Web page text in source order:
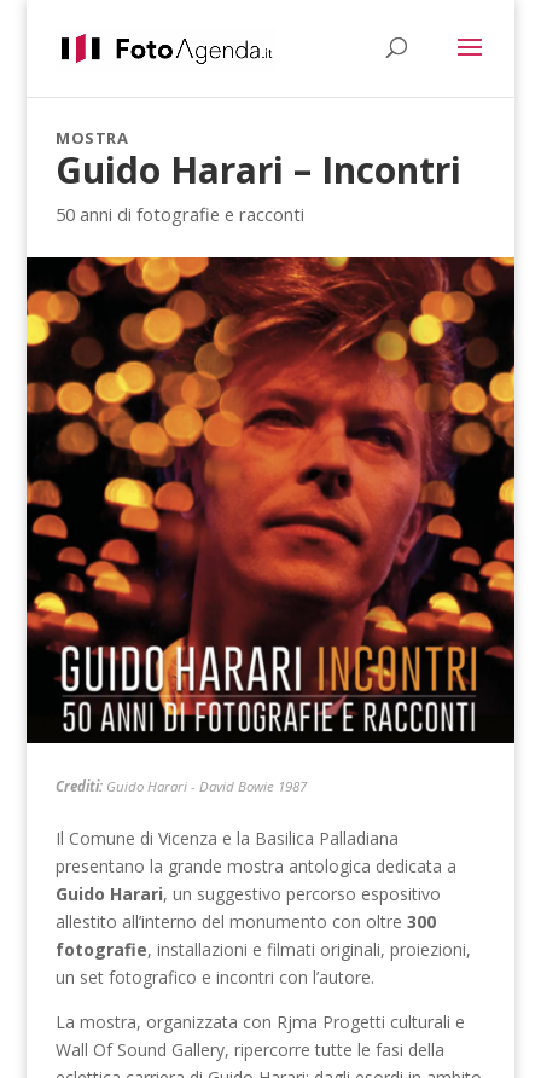
MOSTRA
Guido Harari – Incontri
50 anni di fotografie e racconti
Crediti: Guido Harari - David Bowie 1987
Il Comune di Vicenza e la Basilica Palladiana
presentano la grande mostra antologica dedicata a
Guido Harari, un suggestivo percorso espositivo
allestito all’interno del monumento con oltre300
fotografie, installazioni e filmati originali, proiezioni,
un set fotografico e incontri con l’autore.
La mostra, organizzata con Rjma Progetti culturali e
Wall Of Sound Gallery, ripercorre tutte le fasi della